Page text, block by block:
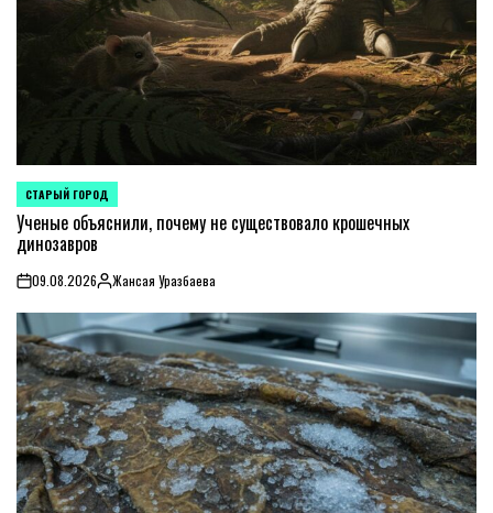
POSTED
IN
СТАРЫЙ ГОРОД
Ученые объяснили, почему не существовало крошечных
динозавров
on09.08.2026Posted
by
Жансая Уразбаева